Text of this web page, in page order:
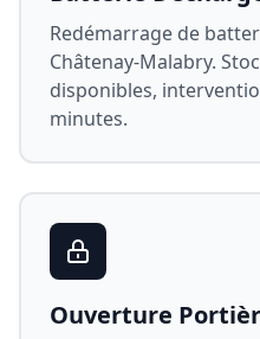
Redémarrage de
Châtenay-Malabry.
disponibles,
minutes.
Ouverture